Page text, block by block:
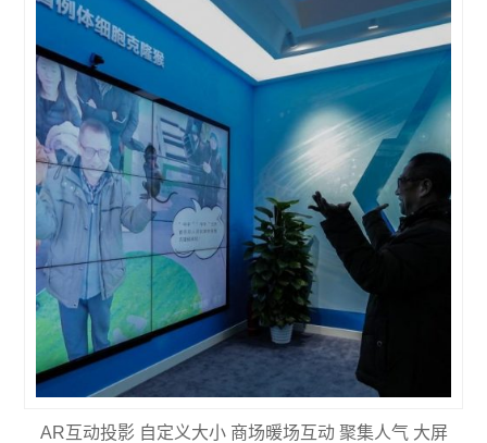
AR互动投影 自定义大小 商场暖场互动 聚集人气 大屏